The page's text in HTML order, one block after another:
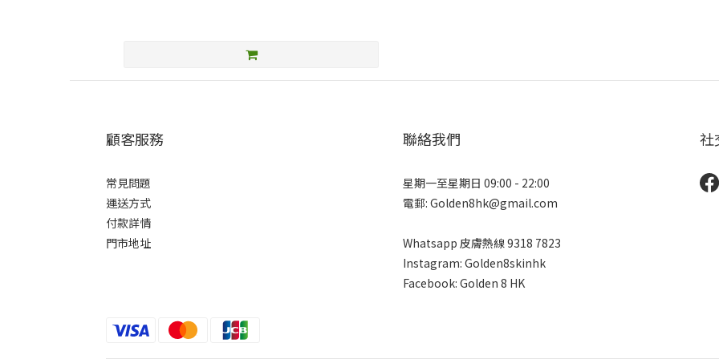
顧客服務
常見問題
運送方式
付款詳情
門市地址
聯絡我們
星期一至星期日 09:00 - 22:00
電郵: Golden8hk@gmail.com
Whatsapp 皮膚熱線9318 7823
Instagram: Golden8skinhk
Facebook: Golden 8 HK
社